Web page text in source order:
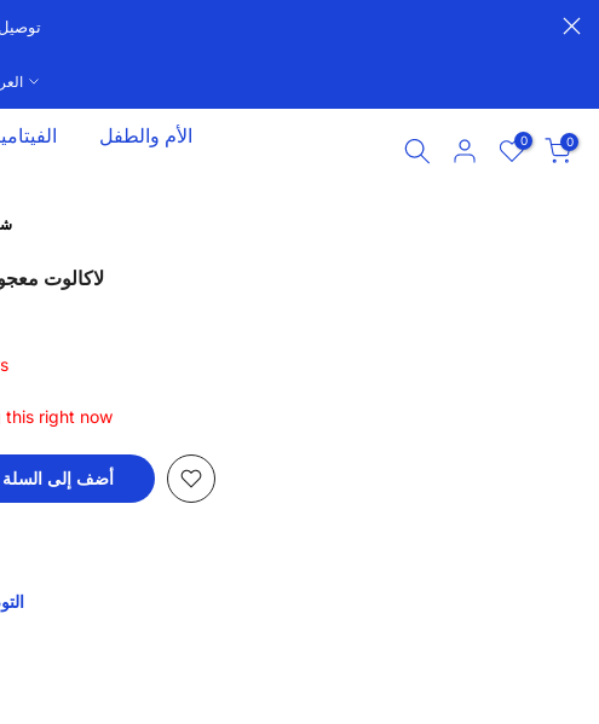
توصيل مجاني
الأم والطفل
0 0
شحن
لاكالوت
this right now
أضف إلى السلة